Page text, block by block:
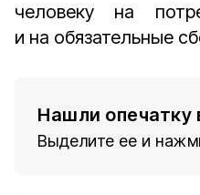
человеку на
и на обязательные
Нашли опечатку
Выделите ее и